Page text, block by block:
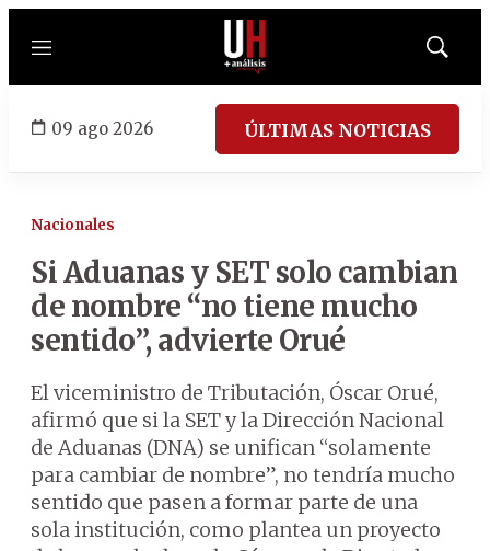
Menú
Mostrar
09 ago 2026 ÚLTIMAS NOTICIAS
Nacionales
Si Aduanas y SET solo cambian
de nombre “no tiene mucho
sentido”, advierte Orué
El viceministro de Tributación, Óscar Orué,
afirmó que si la SET y la Dirección Nacional
de Aduanas (DNA) se unifican “solamente
para cambiar de nombre”, no tendría mucho
sentido que pasen a formar parte de una
sola institución, como plantea un proyecto